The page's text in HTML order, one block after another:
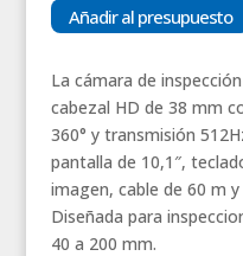
60m
para
de
Tuberías
y
Transmisor
512Hz
cantidad
Añadir al presupuesto
La cámara de inspección
cabezal HD de 38 mm
360° y transmisión
pantalla de 10,1″,
imagen, cable de 60 m
Diseñada para
40 a 200 mm.